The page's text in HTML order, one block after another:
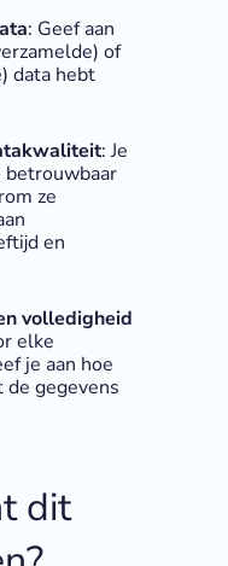
: Geef aan
of
data hebt
: Je
betrouwbaar
ze
en
volledigheid
elke
je aan hoe
gegevens
dit